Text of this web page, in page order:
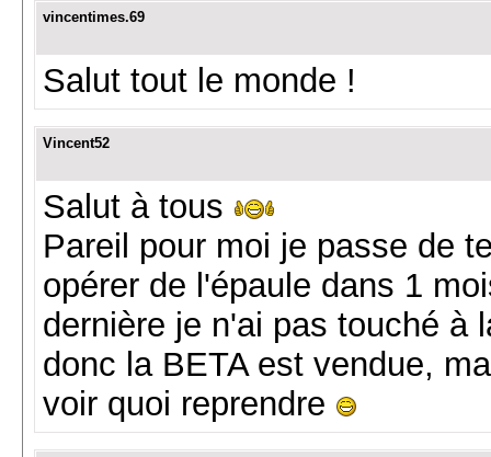
vincentimes.69
Salut tout le monde !
Vincent52
Salut à tous
Pareil pour moi je passe de
opérer de l'épaule dans 1
dernière je n'ai pas touché à
donc la BETA est vendue,
voir quoi reprendre